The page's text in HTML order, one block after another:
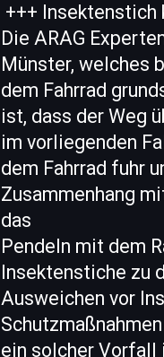
+++ Insektenstich
Die ARAG
Münster, welches
dem Fahrrad
ist, dass der Weg
im vorliegenden
dem Fahrrad fuhr
Zusammenhang
das
Pendeln mit dem
Insektenstiche zu
Ausweichen vor
ein solcher Vorfall